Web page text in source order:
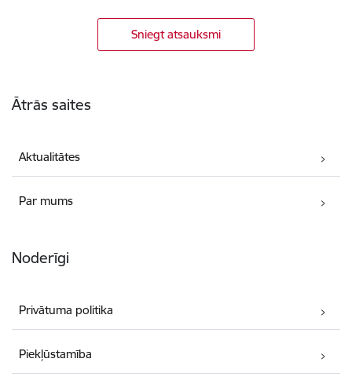
Sniegt atsauksmi
Ātrās saites
Aktualitātes
Par mums
Noderīgi
Privātuma politika
Piekļūstamība